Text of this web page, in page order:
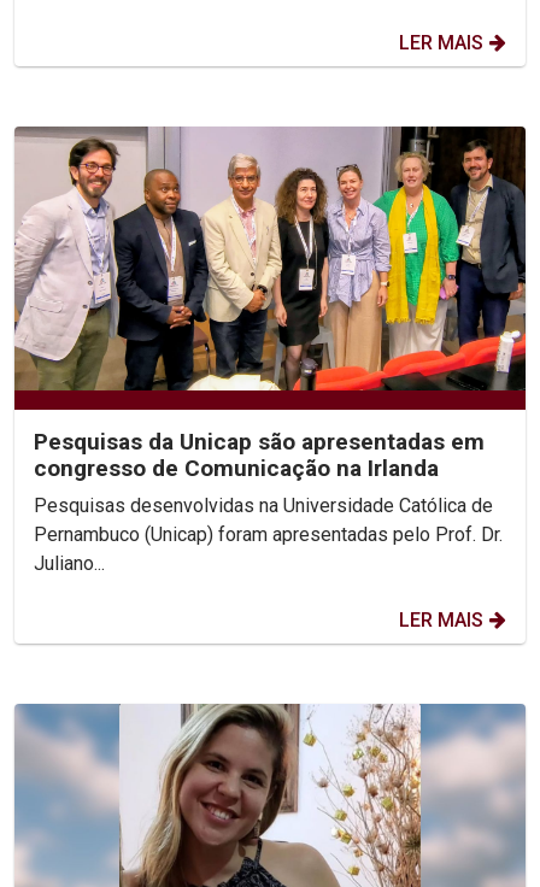
LER MAIS
Pesquisas da Unicap são apresentadas em
congresso de Comunicação na Irlanda
Pesquisas desenvolvidas na Universidade Católica de
Pernambuco (Unicap) foram apresentadas pelo Prof. Dr.
Juliano...
LER MAIS